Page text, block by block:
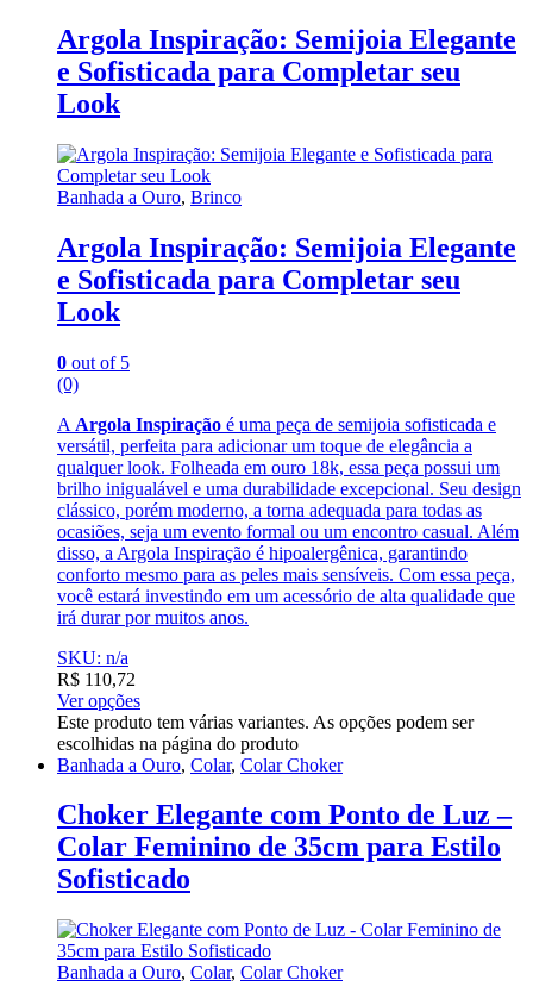
Argola Inspiração: Semijoia Elegante
e Sofisticada para Completar seu
Look
Banhada a Ouro, Brinco
Argola Inspiração: Semijoia Elegante
e Sofisticada para Completar seu
Look
0 out of 5
(0)
A Argola Inspiração é uma peça de semijoia sofisticada e
versátil, perfeita para adicionar um toque de elegância a
qualquer look. Folheada em ouro 18k, essa peça possui um
brilho inigualável e uma durabilidade excepcional. Seu design
clássico, porém moderno, a torna adequada para todas as
ocasiões, seja um evento formal ou um encontro casual. Além
disso, a Argola Inspiração é hipoalergênica, garantindo
conforto mesmo para as peles mais sensíveis. Com essa peça,
você estará investindo em um acessório de alta qualidade que
irá durar por muitos anos.
SKU: n/a
R$ 110,72
Ver opções
Este produto tem várias variantes. As opções podem ser
escolhidas na página do produto
Banhada a Ouro, Colar, Colar Choker
Choker Elegante com Ponto de Luz –
Colar Feminino de 35cm para Estilo
Sofisticado
Banhada a Ouro, Colar, Colar Choker